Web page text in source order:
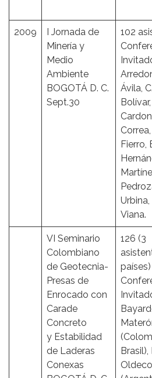
2009
I Jornada de
Minería y
Medio
Ambiente
BOGOTÁ D. C.
Sept.30
102
Ávila, C.
Bolívar,
Correa,
Fierro,
Urbina,
Viana.
VI Seminario
Colombiano
de Geotecnia-
Presas de
Enrocado con
Carade
Concreto
y Estabilidad
de Laderas
Conexas
126 (3
países)